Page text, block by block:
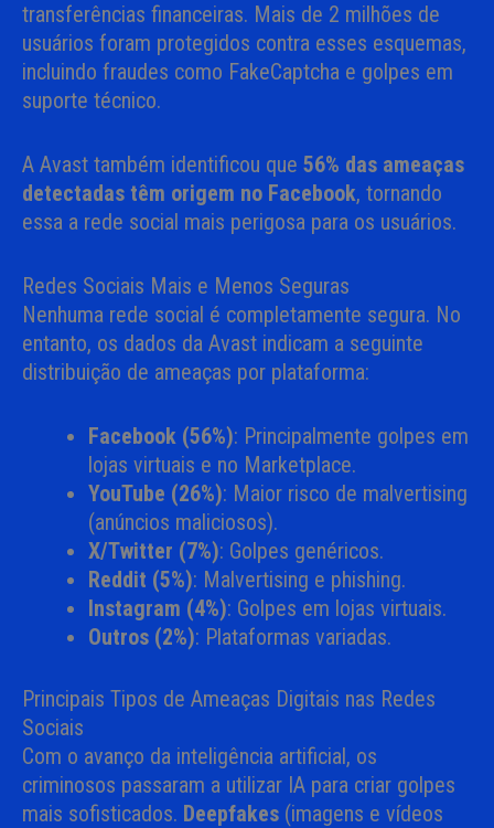
transferências financeiras. Mais de 2 milhões de
usuários foram protegidos contra esses esquemas,
incluindo fraudes como FakeCaptcha e golpes em
suporte técnico.
A Avast também identificou que 56% das ameaças
detectadas têm origem no Facebook, tornando
essa a rede social mais perigosa para os usuários.
Redes Sociais Mais e Menos Seguras
Nenhuma rede social é completamente segura. No
entanto, os dados da Avast indicam a seguinte
distribuição de ameaças por plataforma:
Facebook (56%): Principalmente golpes em
lojas virtuais e no Marketplace.
YouTube (26%): Maior risco de malvertising
(anúncios maliciosos).
X/Twitter (7%): Golpes genéricos.
Reddit (5%): Malvertising e phishing.
Instagram (4%): Golpes em lojas virtuais.
Outros (2%): Plataformas variadas.
Principais Tipos de Ameaças Digitais nas Redes
Sociais
Com o avanço da inteligência artificial, os
criminosos passaram a utilizar IA para criar golpes
mais sofisticados. Deepfakes (imagens e vídeos